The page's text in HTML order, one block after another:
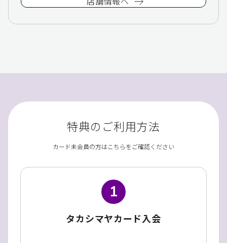
特典のご利用方法
カード未会員の方はこちらをご確認ください
1
タカシマヤカード入会